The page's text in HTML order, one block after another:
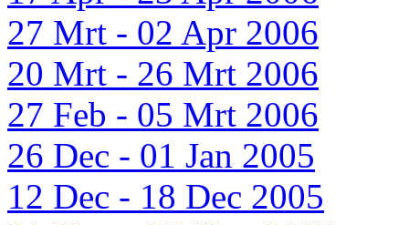
27 Mrt - 02 Apr 2006
20 Mrt - 26 Mrt 2006
27 Feb - 05 Mrt 2006
26 Dec - 01 Jan 2005
12 Dec - 18 Dec 2005